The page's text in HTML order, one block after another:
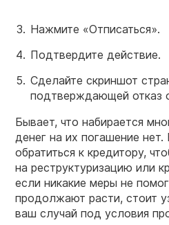
Нажмите «Отписаться».
Подтвердите действие.
Сделайте скриншот
подтверждающей отказ
Бывает, что набирается
денег на их погашение
обратиться к кредитору,
на реструктуризацию или
если никакие меры не
продолжают расти, стоит
ваш случай под условия